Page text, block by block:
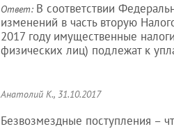
Ответ: В соответствии
изменений в часть вторую
2017 году имущественные
физических лиц) подлежат к
Анатолий К., 31.10.2017
Безвозмездные поступления –